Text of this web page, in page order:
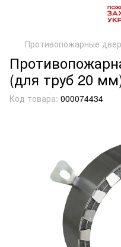
Противопожарные
(для труб 20
Код товара: 000074434